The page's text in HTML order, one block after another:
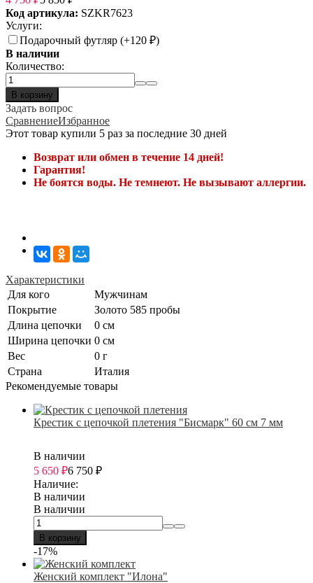
Код артикула: SZKR7623
Услуги:
Подарочный футляр (+120 ₽)
В наличии
Количество:
В корзину
Задать вопрос
СравнениеИзбранное
Этот товар купили 5 раз за последние 30 дней
Возврат или обмен в течение 14 дней!
Гарантия!
Не боятся воды. Не темнеют. Не вызывают аллергии.
Характеристики
Для кого
Мужчинам
Покрытие
Золото 585 пробы
Длина цепочки
0 см
Ширина цепочки 0 см
Вес
0 г
Страна
Италия
Рекомендуемые товары
Крестик с цепочкой плетения "Бисмарк" 60 см 7 мм
В наличии
5 650 ₽6 750 ₽
Наличие:
В наличии
В наличии
В корзину
-17%
Женский комплект "Илона"